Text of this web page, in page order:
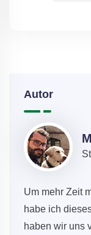
Autor
Um mehr Zeit
habe ich
haben wir uns